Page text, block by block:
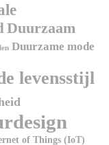
Duurzaam
Duurzame mode
levensstijl
of Things (IoT)